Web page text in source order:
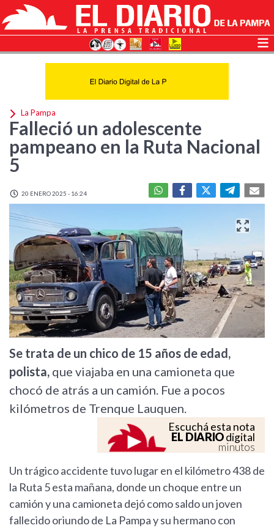
La Pampa
Falleció un adolescente
pampeano en la Ruta Nacional
5
20 ENERO 2025 - 16:24
Se trata de un chico de 15 años de edad,
polista, que viajaba en una camioneta que
chocó de atrás a un camión. Fue a pocos
kilómetros de Trenque Lauquen.
Escuchá esta nota
EL DIARIOdigital
minutos
Un trágico accidente tuvo lugar en el kilómetro 438 de
la Ruta 5 esta mañana, donde un choque entre un
camión y una camioneta dejó como saldo un joven
fallecido oriundo de La Pampa y su hermano con